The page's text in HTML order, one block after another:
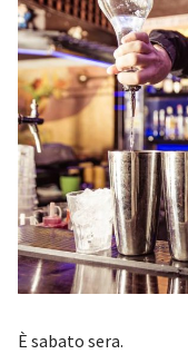
È sabato sera.